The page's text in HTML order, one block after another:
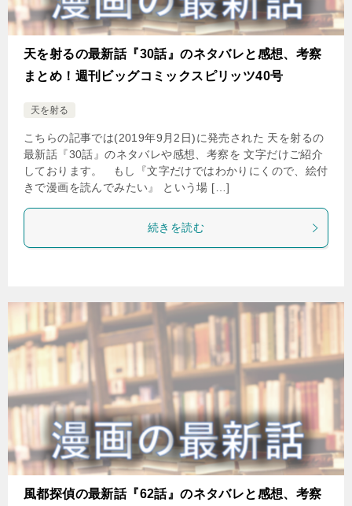
天を射るの最新話『30話』のネタバレと感想、考察
まとめ！週刊ビッグコミックスピリッツ40号
天を射る
こちらの記事では(2019年9月2日)に発売された 天を射るの
最新話『30話』のネタバレや感想、考察を 文字だけご紹介
しております。 もし『文字だけではわかりにくので、絵付
きで漫画を読んでみたい』 という場 […]
続きを読む
風都探偵の最新話『62話』のネタバレと感想、考察